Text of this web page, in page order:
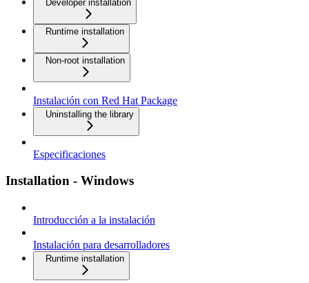
Developer installation
Runtime installation
Non-root installation
Instalación con Red Hat Package
Uninstalling the library
Especificaciones
Installation - Windows
Introducción a la instalación
Instalación para desarrolladores
Runtime installation